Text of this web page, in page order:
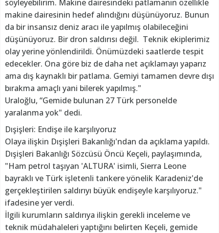
söyleyebilirim. Makine dairesindeki patlamanın özellikle
makine dairesinin hedef alındığını düşünüyoruz. Bunun
da bir insansız deniz aracı ile yapılmış olabileceğini
düşünüyoruz. Bir dron saldırısı değil. Teknik ekiplerimiz
olay yerine yönlendirildi. Önümüzdeki saatlerde tespit
edecekler. Ona göre biz de daha net açıklamayı yaparız
ama dış kaynaklı bir patlama. Gemiyi tamamen devre dışı
bırakma amaçlı yani bilerek yapılmış."
Uraloğlu, “Gemide bulunan 27 Türk personelde
yaralanma yok" dedi.
Dışişleri: Endişe ile karşılıyoruz
Olaya ilişkin Dışişleri Bakanlığı'ndan da açıklama yapıldı.
Dışişleri Bakanlığı Sözcüsü Öncü Keçeli, paylaşımında,
"Ham petrol taşıyan 'ALTURA' isimli, Sierra Leone
bayraklı ve Türk işletenli tankere yönelik Karadeniz'de
gerçekleştirilen saldırıyı büyük endişeyle karşılıyoruz."
ifadesine yer verdi.
İlgili kurumların saldırıya ilişkin gerekli inceleme ve
teknik müdahaleleri yaptığını belirten Keçeli, gemide